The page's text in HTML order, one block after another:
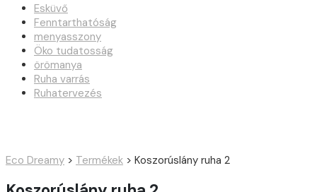
Esküvő
Fenntarthatóság
menyasszony
Öko tudatosság
örömanya
Ruha varrás
Ruhatervezés
Eco Dreamy > Termékek > Koszorúslány ruha 2